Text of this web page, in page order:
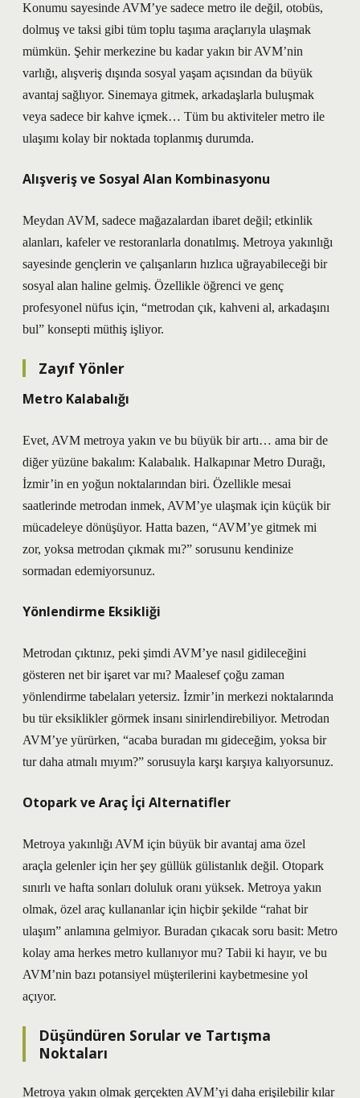
Konumu sayesinde AVM’ye sadece metro ile değil, otobüs,
dolmuş ve taksi gibi tüm toplu taşıma araçlarıyla ulaşmak
mümkün. Şehir merkezine bu kadar yakın bir AVM’nin
varlığı, alışveriş dışında sosyal yaşam açısından da büyük
avantaj sağlıyor. Sinemaya gitmek, arkadaşlarla buluşmak
veya sadece bir kahve içmek… Tüm bu aktiviteler metro ile
ulaşımı kolay bir noktada toplanmış durumda.
Alışveriş ve Sosyal Alan Kombinasyonu
Meydan AVM, sadece mağazalardan ibaret değil; etkinlik
alanları, kafeler ve restoranlarla donatılmış. Metroya yakınlığı
sayesinde gençlerin ve çalışanların hızlıca uğrayabileceği bir
sosyal alan haline gelmiş. Özellikle öğrenci ve genç
profesyonel nüfus için, “metrodan çık, kahveni al, arkadaşını
bul” konsepti müthiş işliyor.
Zayıf Yönler
Metro Kalabalığı
Evet, AVM metroya yakın ve bu büyük bir artı… ama bir de
diğer yüzüne bakalım: Kalabalık. Halkapınar Metro Durağı,
İzmir’in en yoğun noktalarından biri. Özellikle mesai
saatlerinde metrodan inmek, AVM’ye ulaşmak için küçük bir
mücadeleye dönüşüyor. Hatta bazen, “AVM’ye gitmek mi
zor, yoksa metrodan çıkmak mı?” sorusunu kendinize
sormadan edemiyorsunuz.
Yönlendirme Eksikliği
Metrodan çıktınız, peki şimdi AVM’ye nasıl gidileceğini
gösteren net bir işaret var mı? Maalesef çoğu zaman
yönlendirme tabelaları yetersiz. İzmir’in merkezi noktalarında
bu tür eksiklikler görmek insanı sinirlendirebiliyor. Metrodan
AVM’ye yürürken, “acaba buradan mı gideceğim, yoksa bir
tur daha atmalı mıyım?” sorusuyla karşı karşıya kalıyorsunuz.
Otopark ve Araç İçi Alternatifler
Metroya yakınlığı AVM için büyük bir avantaj ama özel
araçla gelenler için her şey güllük gülistanlık değil. Otopark
sınırlı ve hafta sonları doluluk oranı yüksek. Metroya yakın
olmak, özel araç kullananlar için hiçbir şekilde “rahat bir
ulaşım” anlamına gelmiyor. Buradan çıkacak soru basit: Metro
kolay ama herkes metro kullanıyor mu? Tabii ki hayır, ve bu
AVM’nin bazı potansiyel müşterilerini kaybetmesine yol
açıyor.
Düşündüren Sorular ve Tartışma
Noktaları
Metroya yakın olmak gerçekten AVM’yi daha erişilebilir kılar